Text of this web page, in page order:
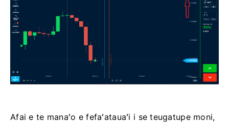
Afai e te manaʻo e fefaʻatauaʻi i se teugatupe moni,